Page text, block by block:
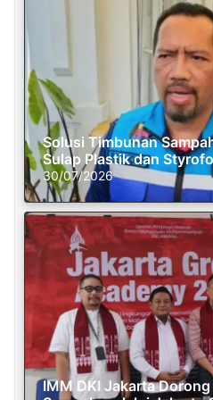
Solusi Timbunan
Sulap Plastik dan
30/07/2026
IMM DKI Jakarta